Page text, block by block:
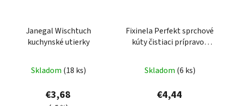
Janegal Wischtuch
kuchynské utierky
Skladom (18 ks)
€3,68
Fixinela Perfekt sprchové
kúty čistiaci prípravok
Skladom (6 ks)
€4,44